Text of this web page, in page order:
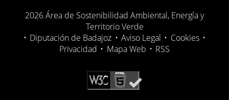
2026 Área de Sostenibilidad Ambiental, Energía y
Territorio Verde
• Diputación de Badajoz • Aviso Legal • Cookies •
Privacidad • Mapa Web • RSS